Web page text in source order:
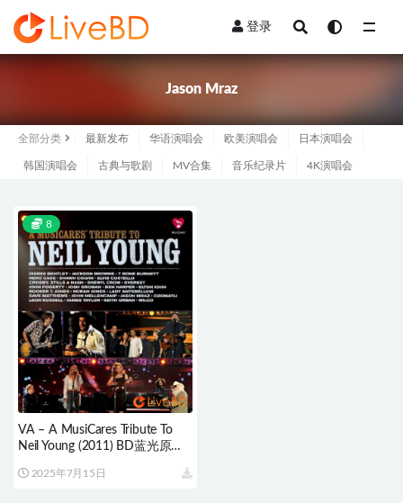
登录
Jason Mraz
全部分类 最新发布 华语演唱会 欧美演唱会 日本演唱会
韩国演唱会 古典与歌剧 MV合集 音乐纪录片 4K演唱会
8
VA – A MusiCares Tribute To
Neil Young (2011) BD蓝光原盘
2025年7月15日